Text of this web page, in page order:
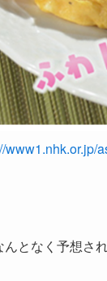
www1.nhk.or.jp/
となく予想さ